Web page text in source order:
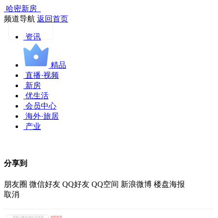
哈密新房
频道导航 返回首页
资讯
精品
直播·视频
新房
优生活
会员中心
海外·旅居
产业
分享到
朋友圈 微信好友 QQ好友 QQ空间 新浪微博 楼盘海报
取消
地图找房